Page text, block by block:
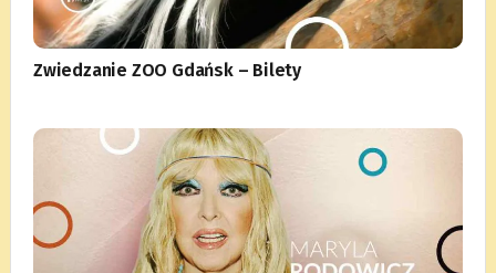
Zwiedzanie ZOO Gdańsk – Bilety